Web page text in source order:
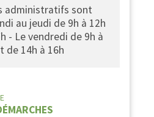
administratifs sont
au jeudi de 9h à 12h
- Le vendredi de 9h à
de 14h à 16h